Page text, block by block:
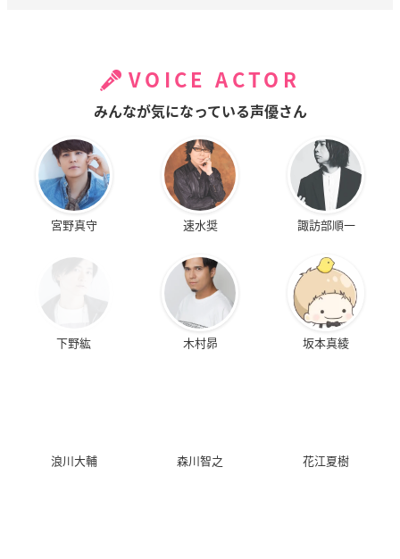
VOICE ACTOR
みんなが気になっている声優さん
宮野真守 速水奨 諏訪部順一
下野紘 木村昴 坂本真綾
浪川大輔 森川智之 花江夏樹